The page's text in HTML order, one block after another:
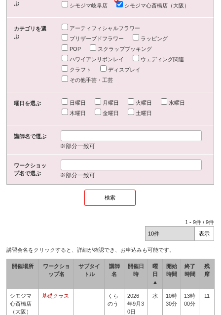
ぶ
シモジマ岐阜店
シモジマ心斎橋店（大阪）
カテゴリを選
ぶ
アーティフィシャルフラワー
プリザーブドフラワー
ラッピング
POP
スクラップブッキング
ハワイアンリボンレイ
ウェディング関連
クラフト
ディスプレイ
その他手芸・工芸
曜日を選ぶ 日曜日 月曜日 火曜日
水曜日
木曜日
金曜日 土曜日
講師名で選ぶ
※部分一致可
ワークショッ
プ名で選ぶ
※部分一致可
1 -9件 /9件
講習会名をクリックすると、詳細が確認でき、お申込みも可能です。
開催場所
ワークショ
ップ名
サブタイ
トル
講師
名
開催日
時
曜
日
▲
開始
時間
終了
時間
残
席
シモジマ
心斎橋店
（大阪）
基礎クラス
くら
のう
2026
年9月3
0日
水
10時
30分
13時
00分
11